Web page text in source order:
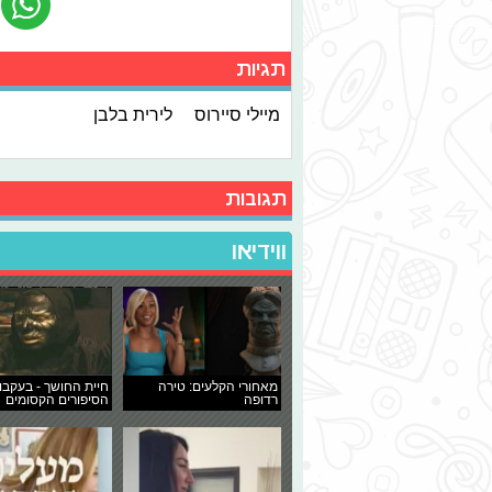
תגיות
מיילי סיירוס לירית בלבן
תגובות
ווידיאו
מאחורי הקלעים: טירה
רדופה
חיית החושך -
הסיפורים הקסומים